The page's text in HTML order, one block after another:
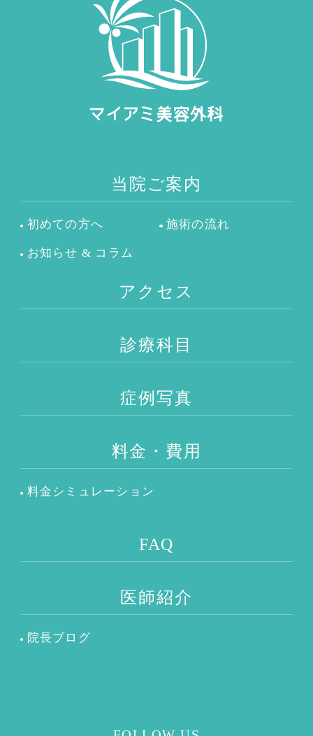
当院ご案内
初めての方へ 施術の流れ
お知らせ & コラム
アクセス
診療科目
症例写真
料金・費用
料金シミュレーション
FAQ
医師紹介
院長ブログ